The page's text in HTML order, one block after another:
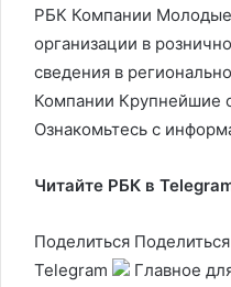
РБК Компании
организации в
сведения в
Компании Крупнейшие
Ознакомьтесь с
Читайте РБК в
Поделиться
Telegram
Главное